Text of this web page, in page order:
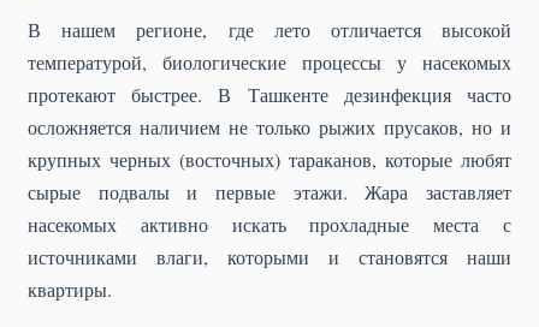
В нашем регионе, где лето отличается высокой
температурой, биологические процессы у насекомых
протекают быстрее. В Ташкенте дезинфекция часто
осложняется наличием не только рыжих прусаков, но и
крупных черных (восточных) тараканов, которые любят
сырые подвалы и первые этажи. Жара заставляет
насекомых активно искать прохладные места с
источниками влаги, которыми и становятся наши
квартиры.